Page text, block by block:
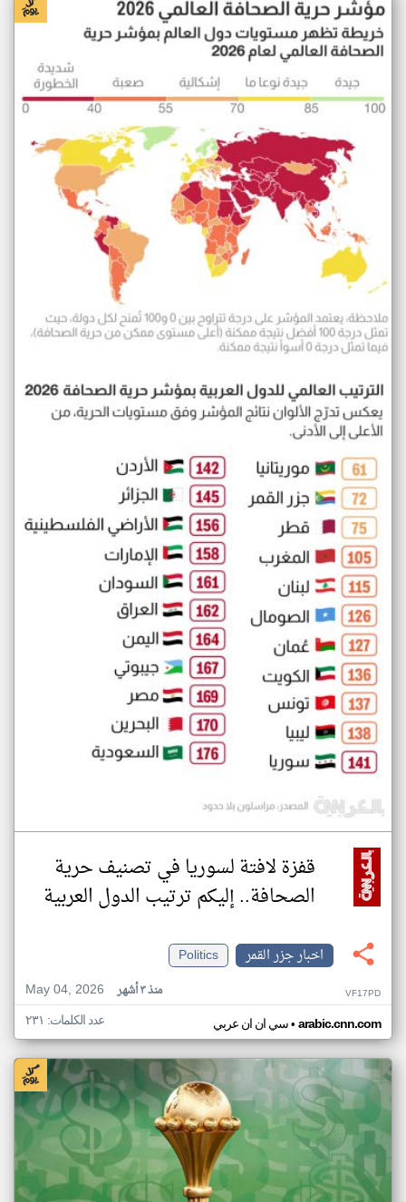
قفزة لافتة لسوريا في تصنيف حرية
الصحافة.. إليكم ترتيب الدول العربية
اخبار جزر القمر
Politics
May 04, 2026
منذ ٣ أشهر VF17PD
سي ان ان عربي• arabic.cnn.com عدد الكلمات: ٢٣١